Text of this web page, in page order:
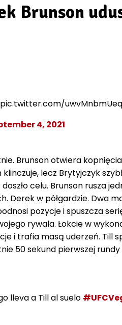
Brunson
pic.twitter.com/uwvMnbmUeq
4, 2021
Brunson otwiera
lecz Brytyjczyk
celu. Brunson rusza
Derek w półgardzie. Dwa
pozycje i spuszcza
rywala. Łokcie w
i trafia masą uderzeń. Till
50 sekund pierwszej
lleva a Till al suelo